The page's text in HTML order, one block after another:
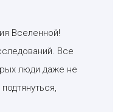
Вселенной!
Все
люди даже не